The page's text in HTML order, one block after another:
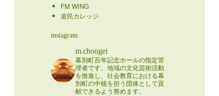
FM WING
道民カレッジ
instagram
m.chougei
幕別町百年記念ホールの指定管
理者です。地域の文化芸術活動
を推進し、社会教育における幕
別町の中核を担う団体として貢
献できるよう努めます。